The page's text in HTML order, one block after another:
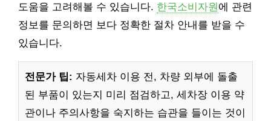
도움을 고려해볼 수 있습니다. 한국소비자원 에 관련
정보를 문의하면 보다 정확한 절차 안내를 받을 수
있습니다.
전문가 팁: 자동세차 이용 전, 차량 외부에 돌출
된 부품이 있는지 미리 점검하고, 세차장 이용 약
관이나 주의사항을 숙지하는 습관을 들이는 것이